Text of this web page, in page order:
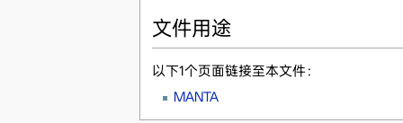
文件用途
以下1个页面链接至本文件：
MANTA